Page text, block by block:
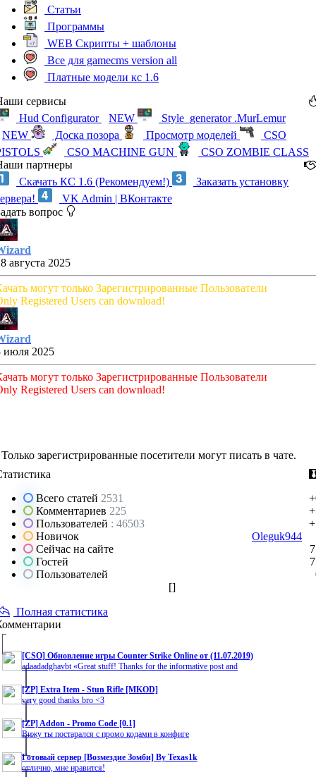
Статьи
Программы
WEB Скрипты + шаблоны
Все для gamecms version all
Платные модели кс 1.6
сервисы
Hud Configurator
NEW
Style_generator .MurLemur
NEW
Доска позора Просмотр моделей
CSO
CSO MACHINE GUN
CSO ZOMBIE CLASS
партнеры
Скачать КС 1.6 (Рекомендуем!)
Заказать установку
VK Admin | ВКонтакте
вопрос
августа 2025
могут только Зарегистрированные Пользователи
Registered Users can download!
июля 2025
могут только Зарегистрированные Пользователи
Registered Users can download!
Только зарегистрированные посетители могут писать в чате.
Всего статей 2531
Комментариев 225
Пользователей : 46503
Новичок
Oleguk944
Сейчас на сайте
Гостей
Пользователей
[]
Полная статистика
[CSO] Обновление игры Counter Strike Online от (11.07.2019)
adaadadghavbt «Great stuff! Thanks for the informative post and
[ZP] Extra Item - Stun Rifle [MKOD]
very good thanks bro <3
[ZP] Addon - Promo Code [0.1]
Вижу ты постарался с промо кодами в конфиге
Готовый сервер [Возмездие Зомби] By Texas1k
отлично, мне нравится!